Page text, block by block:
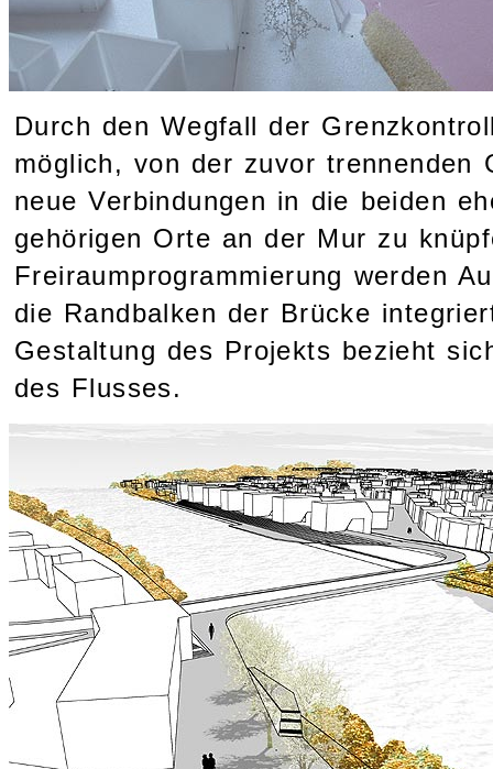
Durch den Wegfall der
möglich, von der zuvor trennenden
neue Verbindungen in die beiden
gehörigen Orte an der Mur zu
Freiraumprogrammierung werden
die Randbalken der Brücke
Gestaltung des Projekts bezieht
des Flusses.